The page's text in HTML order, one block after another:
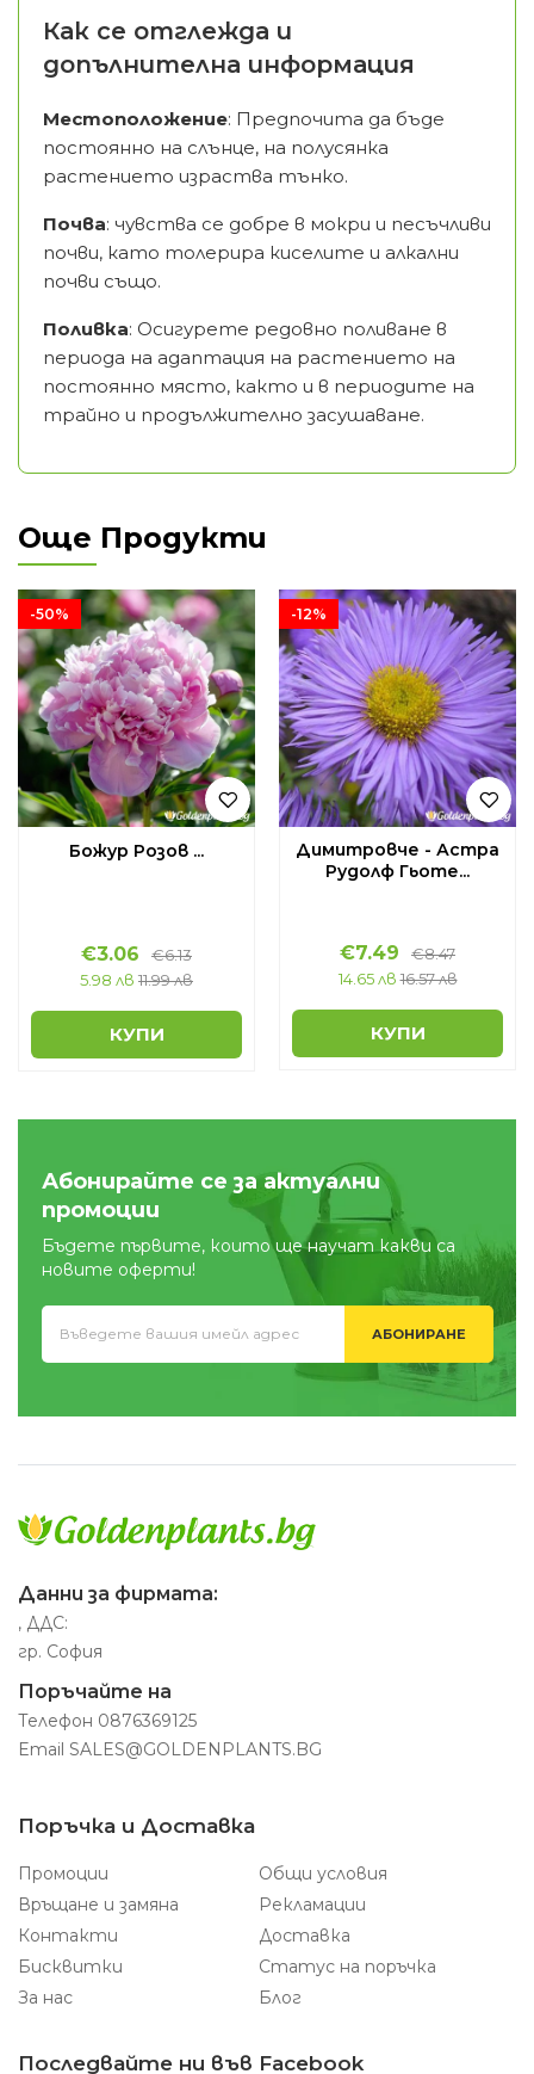
Как се отглежда и
допълнителна информация
Местоположение: Предпочита да бъде
постоянно на слънце, на полусянка
растението израства тънко.
Почва: чувства се добре в мокри и песъчливи
почви, като толерира киселите и алкални
почви също.
Поливка: Осигурете редовно поливане в
периода на адаптация на растението на
постоянно място, както и в периодите на
трайно и продължително засушаване.
Още Продукти
-50%
Божур Розов ...
€3.06 €6.13
5.98 лв 11.99 лв
КУПИ
-12%
Димитровче - Астра
Рудолф Гьоте...
€7.49 €8.47
14.65 лв 16.57 лв
КУПИ
Абонирайте се за актуални
промоции
Бъдете първите, които ще научат какви са
новите оферти!
АБОНИРАНЕ
Данни за фирмата:
, ДДС:
гр. София
Поръчайте на
Телефон 0876369125
Email SALES@GOLDENPLANTS.BG
Поръчка и Доставка
Промоции
Общи условия
Връщане и замяна
Рекламации
Контакти
Доставка
Бисквитки
Статус на поръчка
За нас
Блог
Последвайте ни във Facebook